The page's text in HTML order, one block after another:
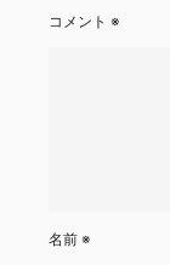
コメント ※
名前 ※